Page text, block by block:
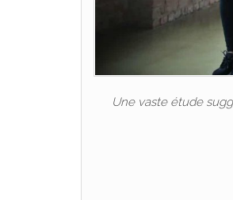
Une vaste étude